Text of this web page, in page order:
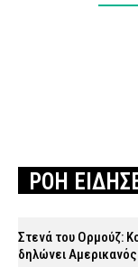
ΡΟΗ
Στενά του Ορμούζ:
δηλώνει